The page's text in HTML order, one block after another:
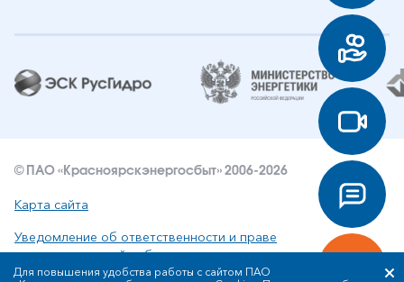
© ПАО «Красноярскэнергосбыт» 2006-2026
Карта сайта
Уведомление об ответственности и праве
интеллектуальной собственности
Для повышения удобства работы с сайтом ПАО